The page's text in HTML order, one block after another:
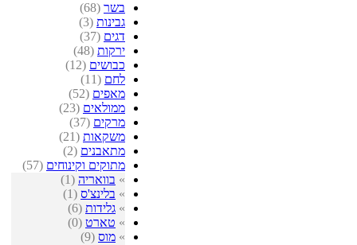
בשר (68)
גבינות (3)
דגים (37)
ירקות (48)
כבושים (12)
לחם (11)
מאפים (52)
ממולאים (23)
מרקים (37)
משקאות (21)
מתאבנים (2)
מתוקים וקינוחים (57)
» בוואריה (1)
» בלינצ'ס (1)
» גלידות (6)
» טארט (0)
» מוס (9)